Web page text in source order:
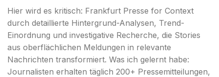
Hier wird es kritisch: Frankfurt Presse for Context
durch detaillierte Hintergrund-Analysen, Trend-
Einordnung und investigative Recherche, die Stories
aus oberflächlichen Meldungen in relevante
Nachrichten transformiert. Was ich gelernt habe:
Journalisten erhalten täglich 200+ Pressemitteilungen,